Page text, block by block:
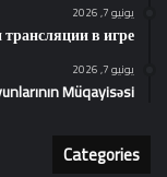
يونيو 7, 2026
в игре
يونيو 7, 2026
Müqayisəsi
Categories